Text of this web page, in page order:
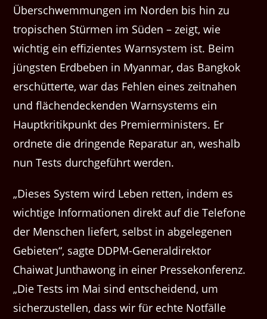
Überschwemmungen im Norden bis hin zu
tropischen Stürmen im Süden – zeigt, wie
wichtig ein effizientes Warnsystem ist. Beim
jüngsten Erdbeben in Myanmar, das Bangkok
erschütterte, war das Fehlen eines zeitnahen
und flächendeckenden Warnsystems ein
Hauptkritikpunkt des Premierministers. Er
ordnete die dringende Reparatur an, weshalb
nun Tests durchgeführt werden.
„Dieses System wird Leben retten, indem es
wichtige Informationen direkt auf die Telefone
der Menschen liefert, selbst in abgelegenen
Gebieten“, sagte DDPM-Generaldirektor
Chaiwat Junthawong in einer Pressekonferenz.
„Die Tests im Mai sind entscheidend, um
sicherzustellen, dass wir für echte Notfälle